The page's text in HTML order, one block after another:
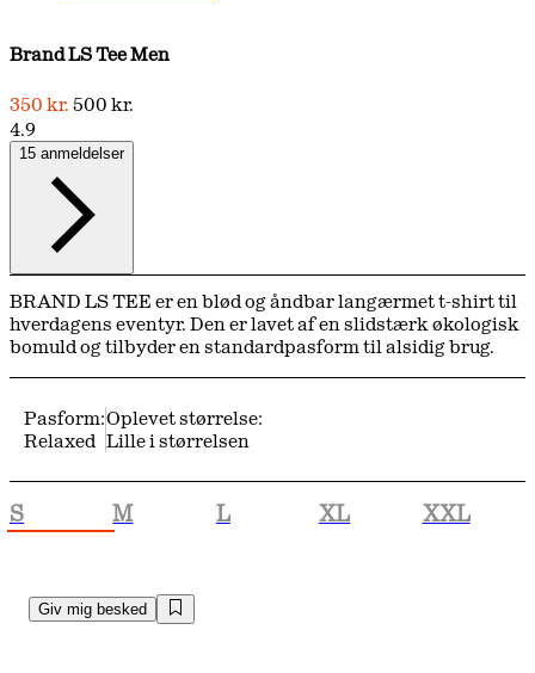
Giv mig besked
Brand LS Tee Men
350 kr. 500 kr.
4.9
15 anmeldelser
BRAND LS TEE er en blød og åndbar langærmet t-shirt til
hverdagens eventyr. Den er lavet af en slidstærk økologisk
bomuld og tilbyder en standardpasform til alsidig brug.
Pasform:
Relaxed
Oplevet størrelse:
Lille i størrelsen
S M L XL XXL